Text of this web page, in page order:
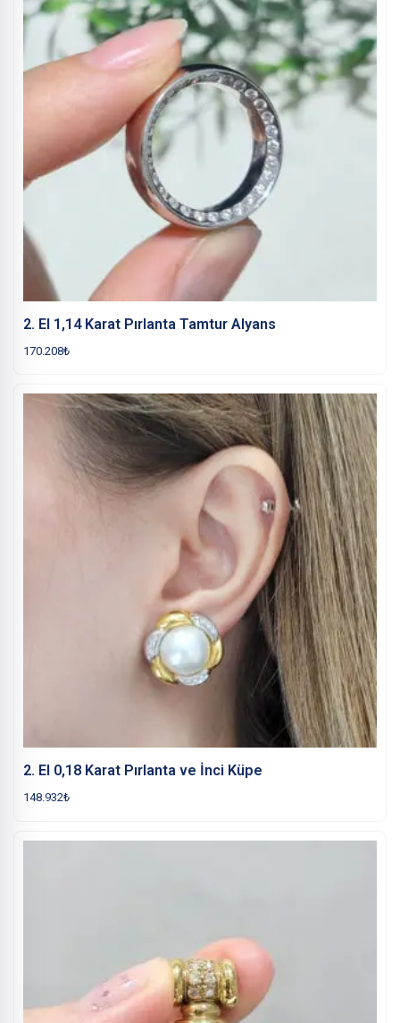
2. El 1,14 Karat Pırlanta Tamtur Alyans
170.208₺
2. El 0,18 Karat Pırlanta ve İnci Küpe
148.932₺